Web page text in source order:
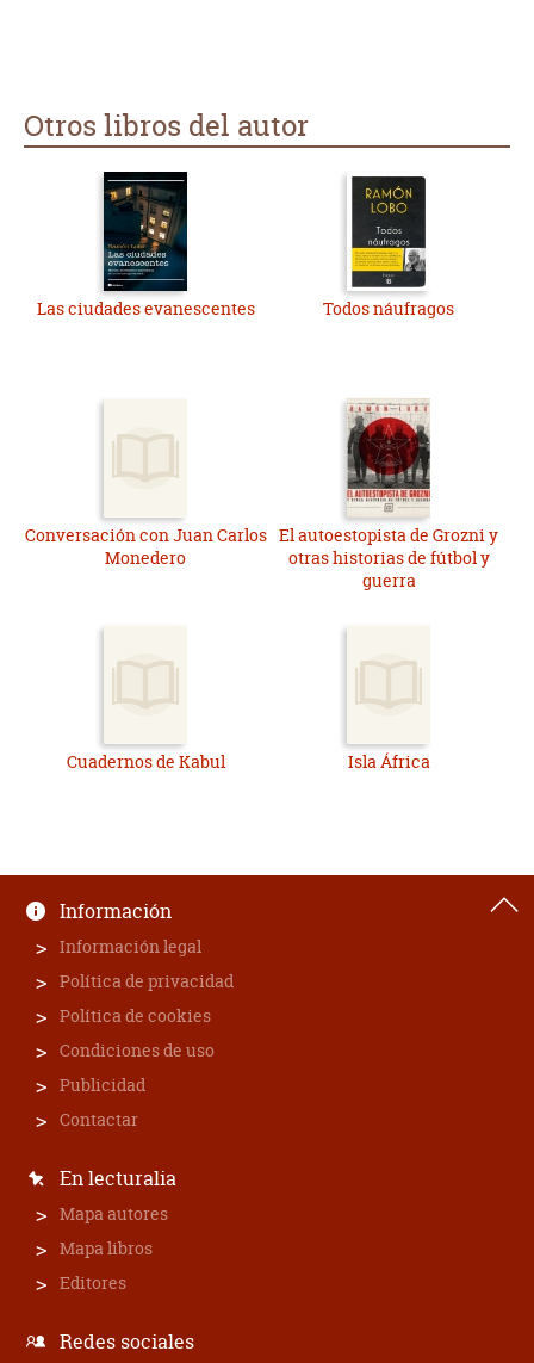
Otros libros del autor
Las ciudades evanescentes Todos náufragos
Conversación con Juan Carlos
Monedero
El autoestopista de Grozni y
otras historias de fútbol y
guerra
Cuadernos de Kabul Isla África
Información
Información legal
Política de privacidad
Política de cookies
Condiciones de uso
Publicidad
Contactar
En lecturalia
Mapa autores
Mapa libros
Editores
Redes sociales